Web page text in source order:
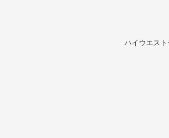
ハイウエス